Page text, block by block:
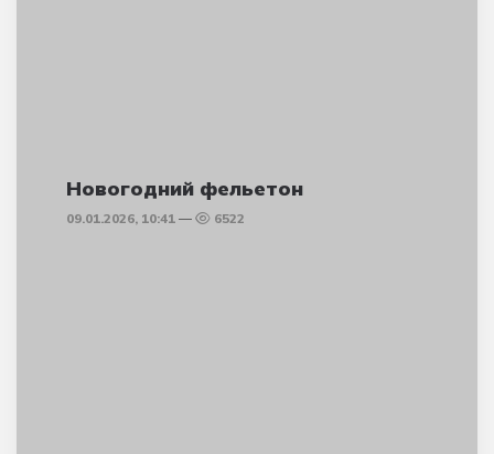
Новогодний фельетон
09.01.2026, 10:41 6522